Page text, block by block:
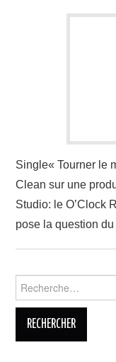
Single« Tourner le
Clean sur une
Studio: le O’Clock
pose la question